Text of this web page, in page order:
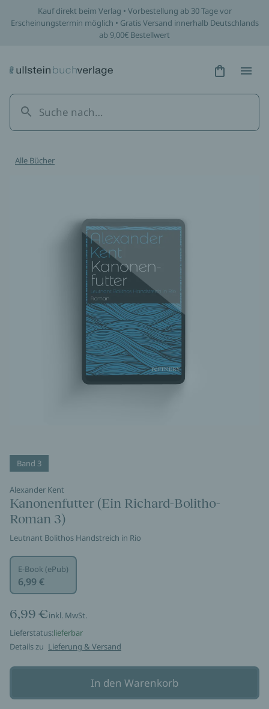
Kauf direkt beim Verlag • Vorbestellung ab 30 Tage vor
Erscheinungstermin möglich • Gratis Versand innerhalb Deutschlands
ab 9,00€ Bestellwert
Hidden
Alle Bücher
Band 3
Alexander Kent
Kanonenfutter (Ein Richard-Bolitho-
Roman 3)
Leutnant Bolithos Handstreich in Rio
E-Book (ePub)
6,99 €
6,99 €inkl. MwSt.
Lieferstatus:lieferbar
Details zu Lieferung & Versand
In den Warenkorb